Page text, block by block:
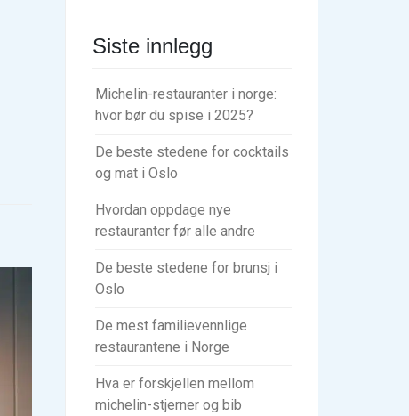
Siste innlegg
Michelin-restauranter i norge:
hvor bør du spise i 2025?
De beste stedene for cocktails
og mat i Oslo
Hvordan oppdage nye
restauranter før alle andre
De beste stedene for brunsj i
Oslo
De mest familievennlige
restaurantene i Norge
Hva er forskjellen mellom
michelin-stjerner og bib